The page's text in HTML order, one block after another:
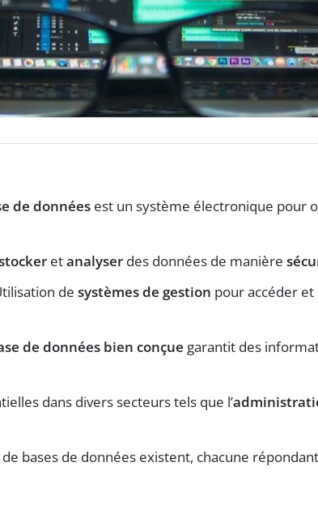
de données est un système électronique pour
etanalyser des données de manière
de systèmes de gestion pour accéder
de données bien conçue garantit des
dans divers secteurs tels que l’
bases de données existent, chacune